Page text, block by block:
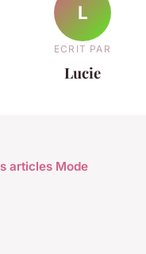
L
ECRIT PAR
Lucie
articles Mode